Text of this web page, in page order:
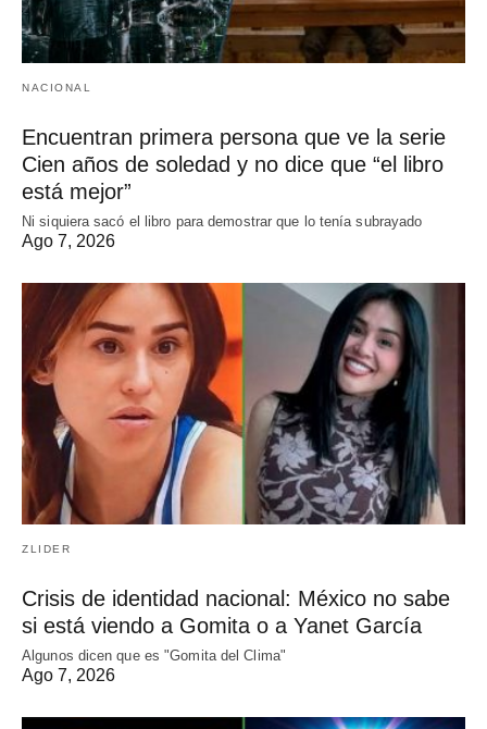
NACIONAL
Encuentran primera persona que ve la serie
Cien años de soledad y no dice que “el libro
está mejor”
Ni siquiera sacó el libro para demostrar que lo tenía subrayado
Ago 7, 2026
ZLIDER
Crisis de identidad nacional: México no sabe
si está viendo a Gomita o a Yanet García
Algunos dicen que es "Gomita del Clima"
Ago 7, 2026